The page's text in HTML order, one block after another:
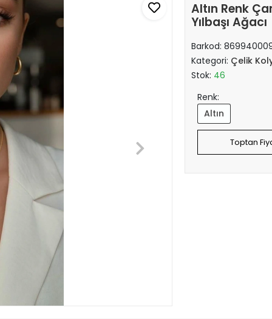
Altın Renk
Yılbaşı Ağacı
Barkod:
Kategori: Çelik
Stok: 46
Renk:
Altın
Toptan